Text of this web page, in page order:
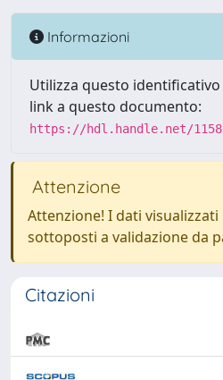
Informazioni
Utilizza questo
link a questo documento:
https://hdl.handle.net/
Attenzione
Attenzione! I dati
sottoposti a validazione da
Citazioni